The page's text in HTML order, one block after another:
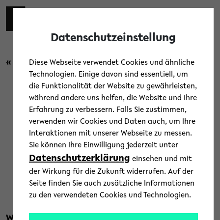
Skip to main content
« Zurück zur Übersicht
Forschung
Politische Bildung:
Berufsschulen schneiden im
Vergleich schlechter ab
11. Juni 2021
Text: Universität Bielefeld
Datenschutzeinstellung
Diese Webseite verwendet Cookies und ähnliche
Technologien. Einige davon sind essentiell, um
die Funktionalität der Website zu gewährleisten,
während andere uns helfen, die Website und Ihre
Erfahrung zu verbessern. Falls Sie zustimmen,
verwenden wir Cookies und Daten auch, um Ihre
Interaktionen mit unserer Webseite zu messen.
Sie können Ihre Einwilligung jederzeit unter
Datenschutzerklärung einsehen und mit
der Wirkung für die Zukunft widerrufen. Auf der
Seite finden Sie auch zusätzliche Informationen
zu den verwendeten Cookies und Technologien.